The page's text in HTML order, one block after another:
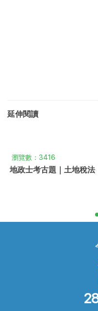
延伸閱讀
瀏覽數：3416
地政士考古題｜土地稅法